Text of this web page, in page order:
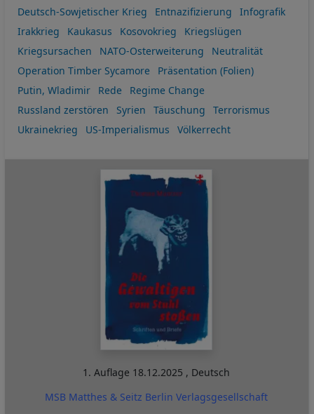
Deutsch-Sowjetischer Krieg
Entnazifizierung
Infografik
Irakkrieg
Kaukasus Kosovokrieg
Kriegslügen
Kriegsursachen
NATO-Osterweiterung
Neutralität
Operation Timber Sycamore
Präsentation (Folien)
Putin, Wladimir
Rede
Regime Change
Russland zerstören
Syrien Täuschung
Terrorismus
Ukrainekrieg
US-Imperialismus Völkerrecht
1. Auflage 18.12.2025 , Deutsch
MSB Matthes & Seitz Berlin Verlagsgesellschaft